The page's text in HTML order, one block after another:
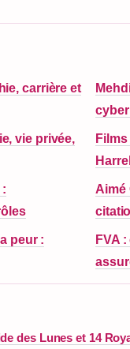
carrière et
vie privée,
Aimé
peur :
FVA
des Lunes et 14